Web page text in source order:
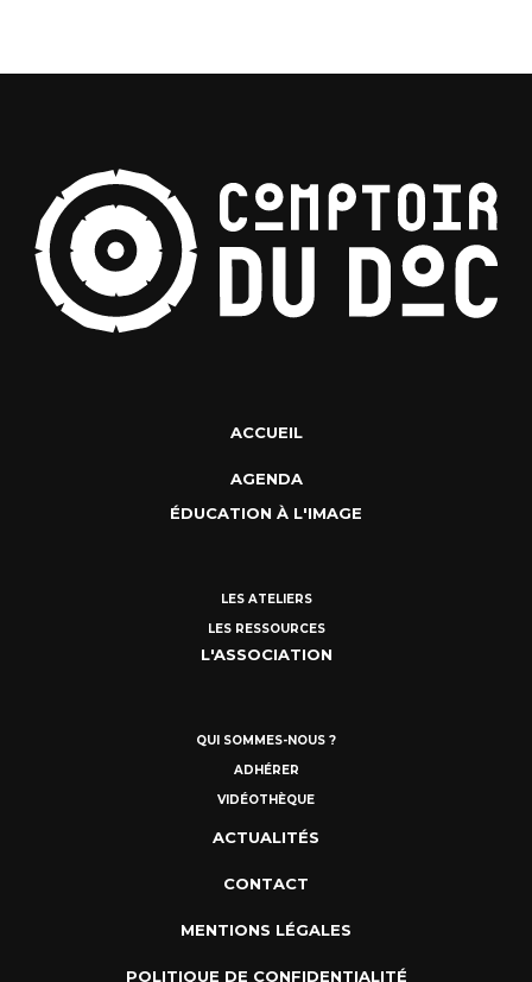
ACCUEIL
AGENDA
ÉDUCATION À L'IMAGE
LES ATELIERS
LES RESSOURCES
L'ASSOCIATION
QUI SOMMES-NOUS ?
ADHÉRER
VIDÉOTHÈQUE
ACTUALITÉS
CONTACT
MENTIONS LÉGALES
POLITIQUE DE CONFIDENTIALITÉ